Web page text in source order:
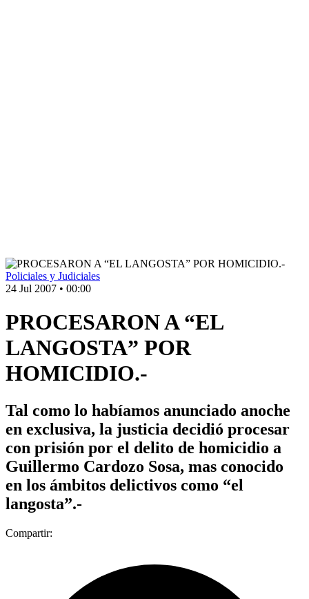
Policiales y Judiciales
24 Jul 2007 • 00:00
PROCESARON A “EL
LANGOSTA” POR
HOMICIDIO.-
Tal como lo habíamos anunciado anoche
en exclusiva, la justicia decidió procesar
con prisión por el delito de homicidio a
Guillermo Cardozo Sosa, mas conocido
en los ámbitos delictivos como “el
langosta”.-
Compartir: